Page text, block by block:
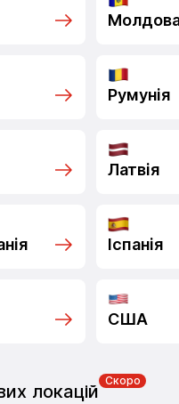
Румунія
Латвія
Іспанія
США
локацій
Скоро